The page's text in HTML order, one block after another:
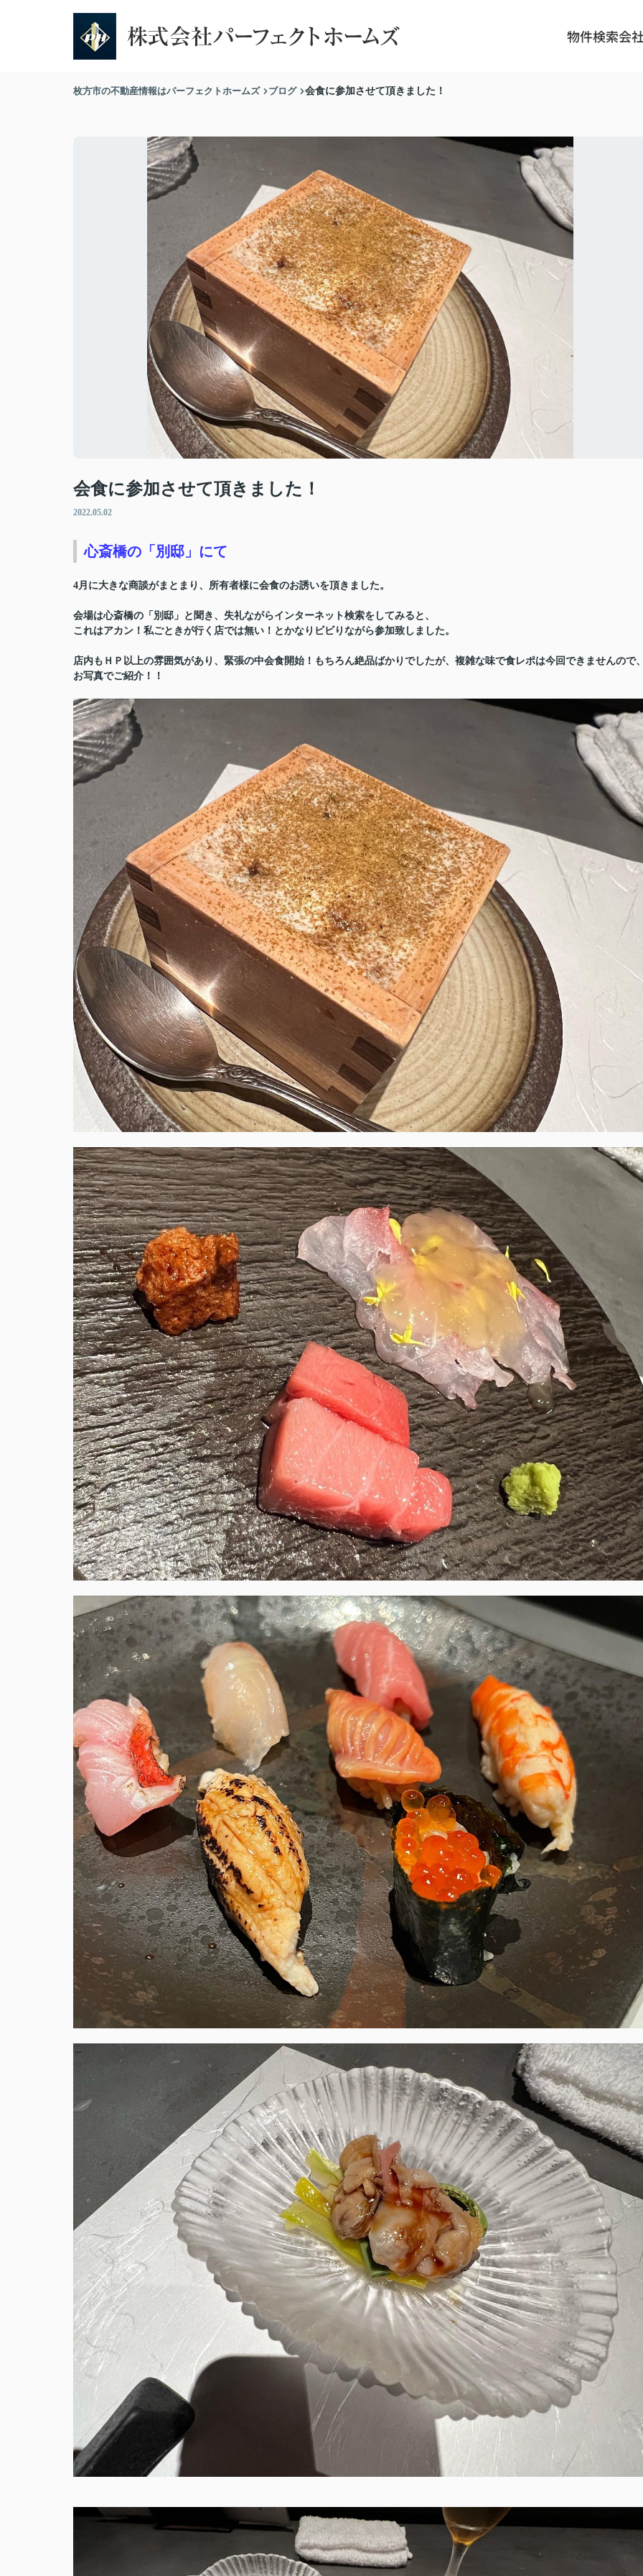
物件検索会
枚方市の不動産情報はパーフェクトホームズ ブログ 会食に参加させて頂きました！
会食に参加させて頂きました！
2022.05.02
心斎橋の「別邸」にて
4月に大きな商談がまとまり、所有者様に会食のお誘いを頂きました。
会場は心斎橋の「別邸」と聞き、失礼ながらインターネット検索をしてみると、
これはアカン！私ごときが行く店では無い！とかなりビビりながら参加致しました。
店内もＨＰ以上の雰囲気があり、緊張の中会食開始！もちろん絶品ばかりでしたが、複雑な味で食レポは今回できませんので
お写真でご紹介！！